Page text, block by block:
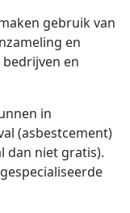
gebruik van
en
en
in
(asbestcement)
dan niet gratis).